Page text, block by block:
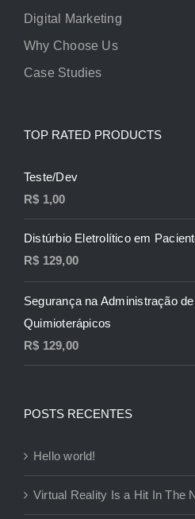
Digital Marketing
Why Choose Us
Case Studies
TOP RATED PRODUCTS
Teste/Dev
R$ 1,00
Distúrbio Eletrolítico em
R$ 129,00
Segurança na Administração de
Quimioterápicos
R$ 129,00
POSTS RECENTES
Hello world!
Virtual Reality Is a Hit In The